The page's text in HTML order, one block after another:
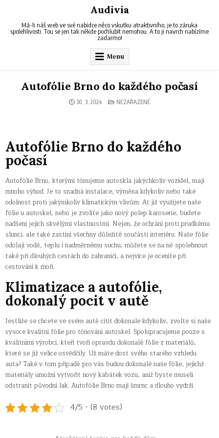
content
Audivia
Má-li náš web ve své nabídce něco vskutku atraktivního, je to záruka
spolehlivosti. Tou se jen tak někde pochlubit nemohou. A to ji navrch nabízíme
zadarmo!
Menu
Autofólie Brno do každého počasí
30. 3. 2024
POSTED
NEZAŘAZENÉ
Autofólie Brno do každého
počasí
Autofólie Brno, kterými tónujeme autoskla jakýchkoliv vozidel, mají
mnoho výhod. Je to snadná instalace, výměna kdykoliv nebo také
odolnost proti jakýmkoliv klimatickým vlivům. Ať již využijete naše
fólie u autoskel, nebo je zvolíte jako nový polep karoserie, budete
nadšeni jejich skvělými vlastnostmi. Nejen, že ochrání proti prudkému
slunci, ale také zastíní všechny důležité součásti interiéru. Naše fólie
odolají vodě, teplu i nadměrnému suchu, můžete se na ně spolehnout
také při dlouhých cestách do zahraničí, a nejvíce je oceníte při
cestování k moři.
Klimatizace a autofólie,
dokonalý pocit v autě
Jestliže se chcete ve svém autě cítit dokonale kdykoliv, zvolte si naše
vysoce kvalitní fólie pro tónování autoskel. Spolupracujeme pouze s
kvalitními výrobci, kteří tvoří opravdu dokonalé fólie z materiálů,
které se již velice osvědčily. Už máte dost svého starého vzhledu
auta? Také v tom případě pro vás budou dokonalé naše fólie, jejichž
materiály umožní vytvořit nový kabátek vozu, aniž byste museli
odstranit původní lak.Autofólie Brno mají šmrnc a dlouho vydrží.
4/5 - (8 votes)